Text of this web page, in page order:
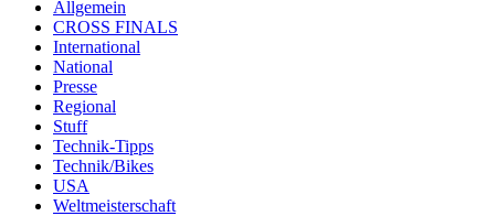
Allgemein
CROSS FINALS
International
National
Presse
Regional
Stuff
Technik-Tipps
Technik/Bikes
USA
Weltmeisterschaft